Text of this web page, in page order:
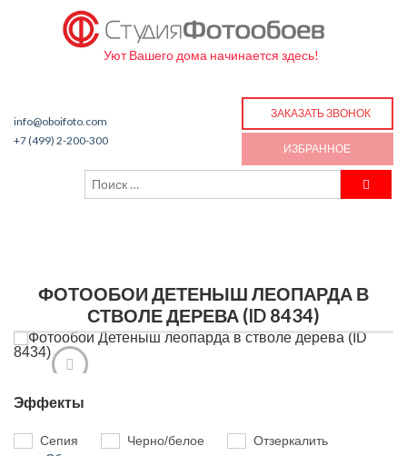
Уют Вашего дома начинается здесь!
info@oboifoto.com
+7 (499) 2-200-300
ЗАКАЗАТЬ ЗВОНОК
ИЗБРАННОЕ
ФОТООБОИ ДЕТЕНЫШ ЛЕОПАРДА В
СТВОЛЕ ДЕРЕВА (ID 8434)
Эффекты
Сепия Черно/белое
Отзеркалить